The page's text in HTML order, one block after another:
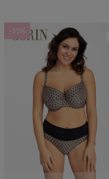
-35%